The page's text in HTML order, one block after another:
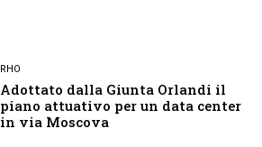
RHO
Adottato dalla Giunta Orlandi il
piano attuativo per un data center
in via Moscova